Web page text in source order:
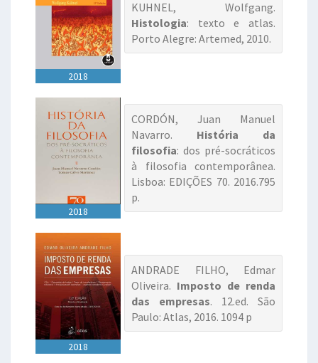
2018
KUHNEL, Wolfgang.
Histologia: texto e atlas.
Porto Alegre: Artemed, 2010.
2018
CORDÓN, Juan Manuel
Navarro. História da
filosofia: dos pré-socráticos
à filosofia contemporânea.
Lisboa: EDIÇÕES 70. 2016.795
p.
2018
ANDRADE FILHO, Edmar
Oliveira. Imposto de renda
das empresas. 12.ed. São
Paulo: Atlas, 2016. 1094 p